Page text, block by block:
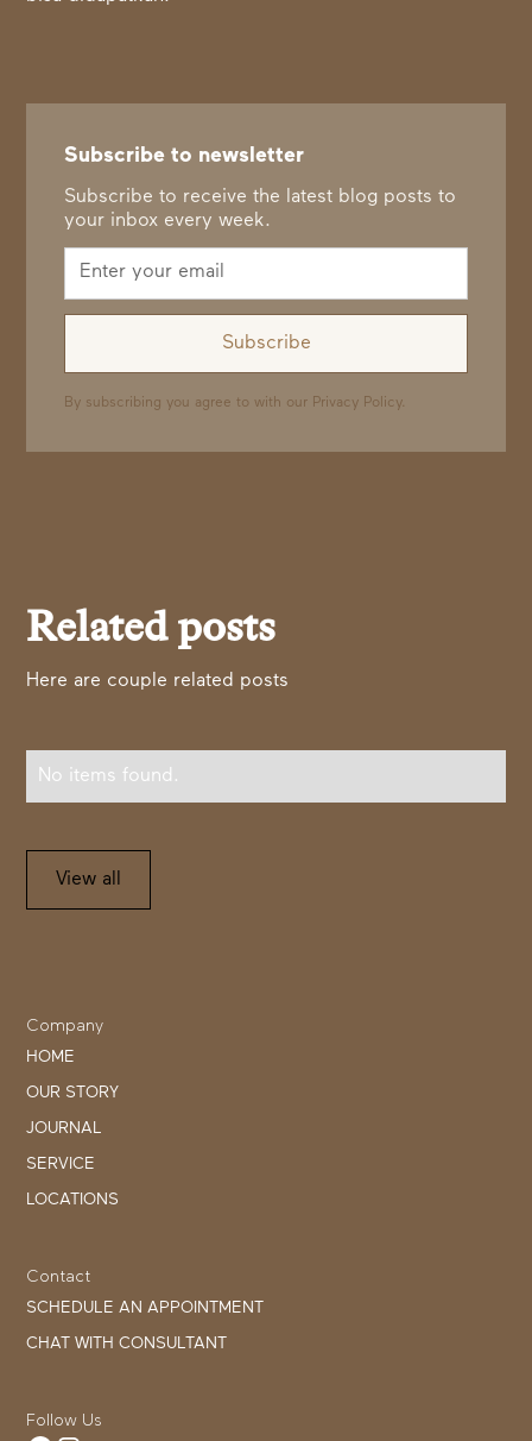
Subscribe to newsletter
Subscribe to receive the latest blog posts to
your inbox every week.
By subscribing you agree to with our Privacy Policy.
Related posts
Here are couple related posts
No items found.
View all
Company
HOME
OUR STORY
JOURNAL
SERVICE
LOCATIONS
Contact
SCHEDULE AN APPOINTMENT
CHAT WITH CONSULTANT
Follow Us